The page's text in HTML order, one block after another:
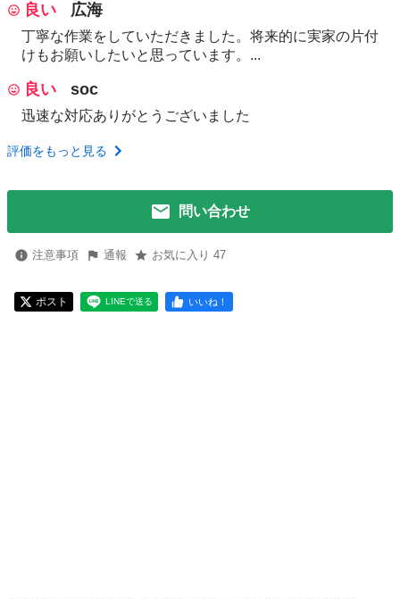
良い 広海
丁寧な作業をしていただきました。将来的に実家の片付
けもお願いしたいと思っています。...
良い soc
迅速な対応ありがとうございました
評価をもっと見る
問い合わせ
注意事項 通報 お気に入り 47
ポスト LINEで送る いいね！